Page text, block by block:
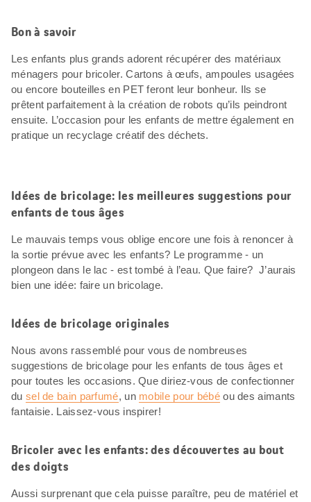
Bon à savoir
Les enfants plus grands adorent récupérer des matériaux
ménagers pour bricoler. Cartons à œufs, ampoules usagées
ou encore bouteilles en PET feront leur bonheur. Ils se
prêtent parfaitement à la création de robots qu’ils peindront
ensuite. L’occasion pour les enfants de mettre également en
pratique un recyclage créatif des déchets.
Idées de bricolage: les meilleures suggestions pour
enfants de tous âges
Le mauvais temps vous oblige encore une fois à renoncer à
la sortie prévue avec les enfants? Le programme - un
plongeon dans le lac - est tombé à l’eau. Que faire? J’aurais
bien une idée: faire un bricolage.
Idées de bricolage originales
Nous avons rassemblé pour vous de nombreuses
suggestions de bricolage pour les enfants de tous âges et
pour toutes les occasions. Que diriez-vous de confectionner
du sel de bain parfumé, un mobile pour bébéou des aimants
fantaisie. Laissez-vous inspirer!
Bricoler avec les enfants: des découvertes au bout
des doigts
Aussi surprenant que cela puisse paraître, peu de matériel et